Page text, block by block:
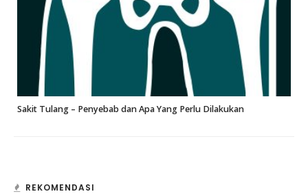
Sakit Tulang – Penyebab dan Apa Yang Perlu Dilakukan
REKOMENDASI